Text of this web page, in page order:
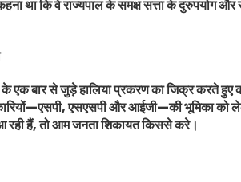
था कि वे राज्यपाल के समक्ष सत्ता के दुरुपयोग और
के एक बार से जुड़े हालिया प्रकरण का जिक्र करते हुए
एसएसपी और आईजी—की भूमिका को
रही हैं, तो आम जनता शिकायत किससे करे।